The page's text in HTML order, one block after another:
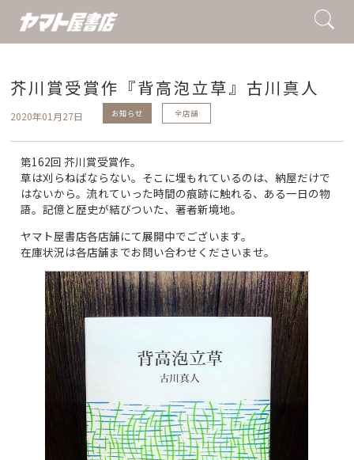
芥川賞受賞作『背高泡立草』古川真人
2020年01月27日 お知らせ 全店舗
第162回 芥川賞受賞作。⠀
草は刈らねばならない。そこに埋もれているのは、納屋だけで
はないから。流れていった時間の痕跡に触れる、ある一日の物
語。記億と歴史が結びついた、著者新境地。
ヤマト屋書店各店舗にて展開中でございます。
在庫状況は各店舗までお問い合わせくださいませ。